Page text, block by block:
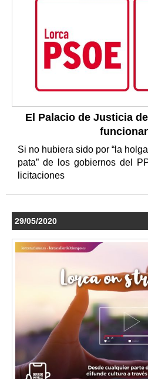
El Palacio de Justicia
Si no hubiera sido por “la
pata” de los gobiernos del
licitaciones
29/05/2020